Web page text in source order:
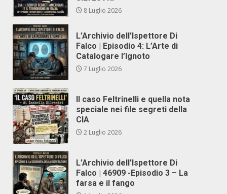
8 Luglio 2026
L’Archivio dell’Ispettore Di
Falco | Episodio 4: L’Arte di
Catalogare l’Ignoto
7 Luglio 2026
Il caso Feltrinelli e quella nota
speciale nei file segreti della
CIA
2 Luglio 2026
L’Archivio dell’Ispettore Di
Falco | 46909 -Episodio 3 – La
farsa e il fango